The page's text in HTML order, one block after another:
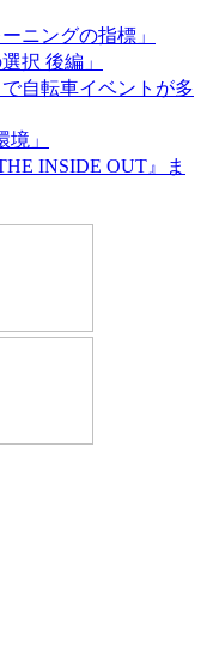
ニングの指標」
択 後編」
自転車イベントが多
」
INSIDE OUT』ま